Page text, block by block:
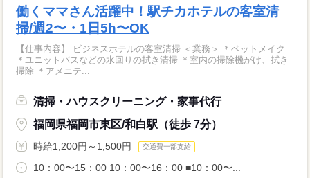
働くママさん活躍中！駅チカホテルの客室清
掃/週2〜・1日5h〜OK
【仕事内容】 ビジネスホテルの客室清掃 ＜業務＞ ＊ベットメイク
＊ユニットバスなどの水回りの拭き清掃 ＊室内の掃除機がけ、拭き
掃除 ＊アメニテ...
清掃・ハウスクリーニング・家事代行
福岡県福岡市東区/和白駅（徒歩 7分）
時給1,200円～1,500円 交通費一部支給
10：00〜15：00 10：00〜16：00 ■10：00〜...